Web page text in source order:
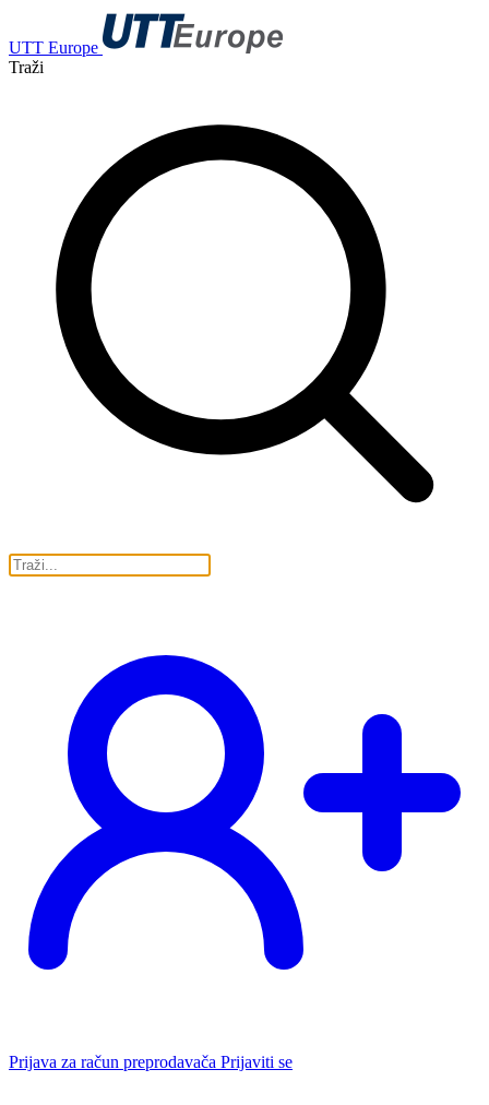
UTT Europe
Traži
Prijava za račun preprodavača Prijaviti se